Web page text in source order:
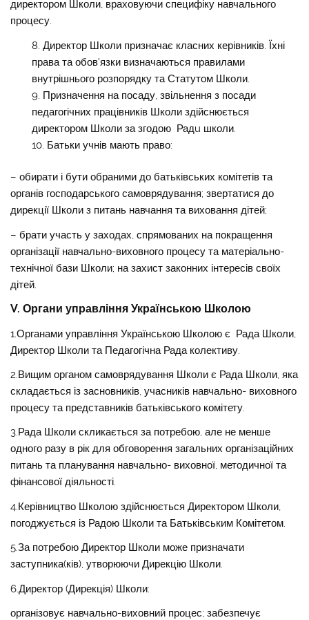
директором Школи, враховуючи специфіку навчального
процесу.
Директор Школи призначає класних керівників. Їхні
права та обов’язки визначаються правилами
внутрішнього розпорядку та Статутом Школи.
Призначення на посаду, звільнення з посади
педагогічних працівників Школи здійснюється
директором Школи за згодою Радu школи.
Батьки учнів мають право:
– обирати і бути обраними до батьківських комітетів та
органів господарського самоврядування; звертатися до
дирекції Школи з питань навчання та виховання дітей;
– брати участь у заходах, спрямованих на покращення
організації навчально-виховного процесу та матеріально-
технічної бази Школи; на захист законних інтересів своїх
дітей.
V. Органи управління Українською Школою
1.Органами управління Українською Школою є Рада Школи,
Директор Школи та Педагогічна Рада колективу.
2.Вищим органом самоврядування Школи є Рада Школи, яка
складається із засновників, учасників навчально- виховного
процесу та представників батьківського комітету.
3.Рада Школи скликається за потребою, але не менше
одного разу в рік для обговорення загальних організаційних
питань та планування навчально- виховної, методичної та
фінансової діяльності.
4.Керівництво Школою здійснюється Директором Школи,
погоджується із Радою Школи та Батьківським Комітетом.
5.За потребою Директор Школи може призначати
заступника(ків), утворюючи Дирекцію Школи.
6.Директор (Дирекція) Школи:
організовує навчально-виховний процес; забезпечує